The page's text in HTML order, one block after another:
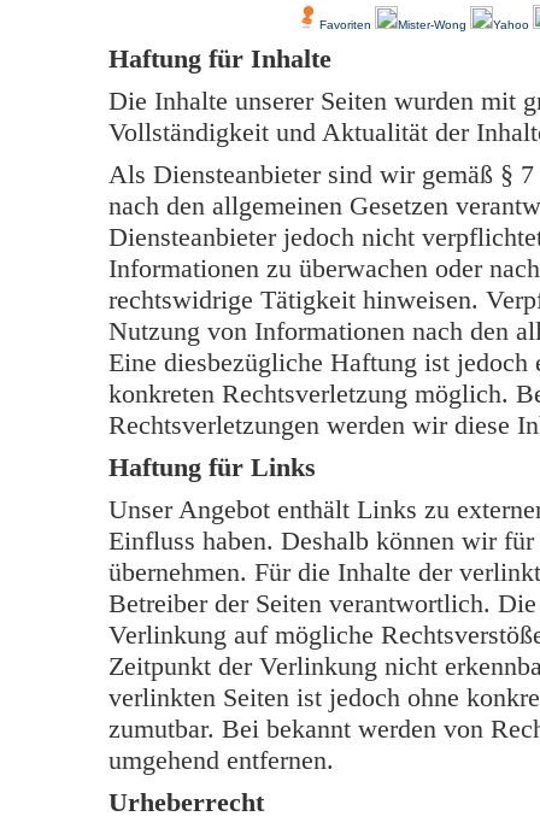
Favoriten Mister-Wong Yahoo
Haftung für Inhalte
Die Inhalte unserer Seiten wurden mit
Vollständigkeit und Aktualität der
Als Diensteanbieter sind wir gemäß §
nach den allgemeinen Gesetzen
Diensteanbieter jedoch nicht
Informationen zu überwachen oder
rechtswidrige Tätigkeit hinweisen.
Nutzung von Informationen nach den
Eine diesbezügliche Haftung ist
konkreten Rechtsverletzung möglich.
Rechtsverletzungen werden wir diese
Haftung für Links
Unser Angebot enthält Links zu
Einfluss haben. Deshalb können wir
übernehmen. Für die Inhalte der
Betreiber der Seiten verantwortlich.
Verlinkung auf mögliche
Zeitpunkt der Verlinkung nicht
verlinkten Seiten ist jedoch ohne
zumutbar. Bei bekannt werden von
umgehend entfernen.
Urheberrecht